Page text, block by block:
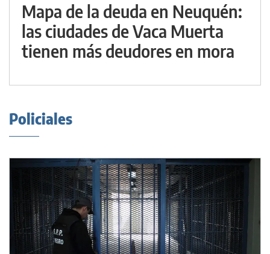
Mapa de la deuda en Neuquén:
las ciudades de Vaca Muerta
tienen más deudores en mora
Policiales